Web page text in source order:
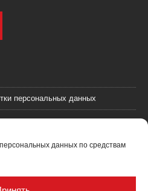
данных по средствам
персональных данных
данных
(оферта)